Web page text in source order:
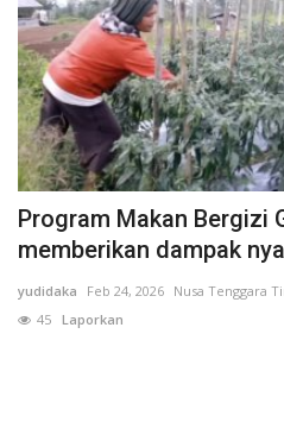
Program Makan Bergizi
memberikan dampak
yudidaka Feb 24, 2026 Nusa Tenggara
45 Laporkan